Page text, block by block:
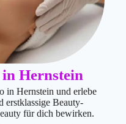
Hernstein
in Hernstein und erlebe
erstklassige Beauty-
für dich bewirken.